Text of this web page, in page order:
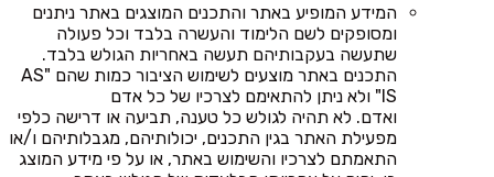
המידע המופיע באתר והתכנים המוצגים באתר ניתנים
ומסופקים לשם הלימוד והעשרה בלבד וכל פעולה
שתעשה בעקבותיהם תעשה באחריות הגולש בלבד.
התכנים באתר מוצעים לשימוש הציבור כמות שהם "AS
IS" ולא ניתן להתאימם לצרכיו של כל אדם
ואדם. לא תהיה לגולש כל טענה, תביעה או דרישה כלפי
מפעילת האתר בגין התכנים, יכולותיהם, מגבלותיהם ו/או
התאמתם לצרכיו והשימוש באתר, או על פי מידע המוצג